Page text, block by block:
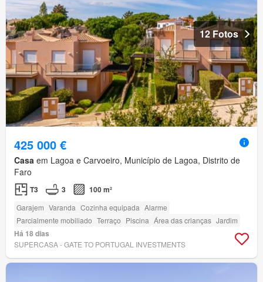
12 Fotos
425 000 €
Casa em Lagoa e Carvoeiro, Município de Lagoa, Distrito de
Faro
T3 3 100 m²
Garajem Varanda Cozinha equipada Alarme
Parcialmente mobiliado Terraço Piscina Área das crianças Jardim
Há 18 dias
SUPERCASA - GATE TO PORTUGAL INVESTMENTS